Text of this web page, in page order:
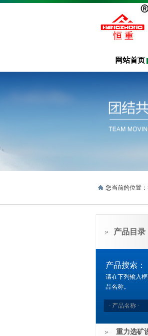
网站首页
您当前的位置
产品目录
产品搜索：
请在下列输入
品名称。
重力选矿